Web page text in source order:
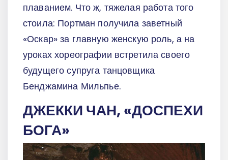
плаванием. Что ж, тяжелая работа того
стоила: Портман получила заветный
«Оскар» за главную женскую роль, а на
уроках хореографии встретила своего
будущего супруга танцовщика
Бенджамина Мильпье.
ДЖЕККИ ЧАН, «ДОСПЕХИ
БОГА»